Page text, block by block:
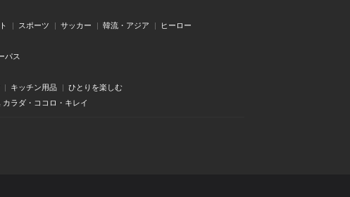
スポーツ サッカー 韓流・アジア ヒーロー
パス
キッチン用品 ひとりを楽しむ
カラダ・ココロ・キレイ